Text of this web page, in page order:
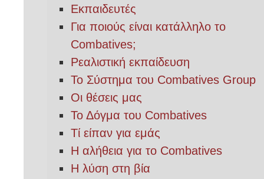
Εκπαιδευτές
Για ποιούς είναι κατάλληλο το
Combatives;
Ρεαλιστική εκπαίδευση
Το Σύστημα του Combatives Group
Οι θέσεις μας
Το Δόγμα του Combatives
Τί είπαν για εμάς
Η αλήθεια για το Combatives
Η λύση στη βία